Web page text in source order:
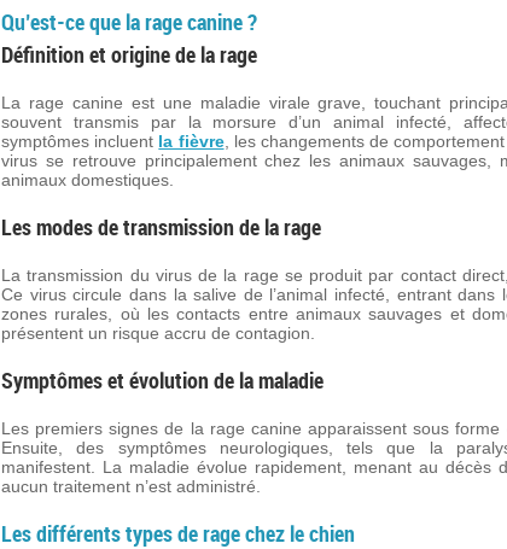
Qu’est-ce que la rage canine ?
Définition et origine de la rage
La rage canine est une maladie virale grave, touchant
souvent transmis par la morsure d’un animal infecté,
symptômes incluent la fièvre, les changements de
virus se retrouve principalement chez les animaux sauvages,
animaux domestiques.
Les modes de transmission de la rage
La transmission du virus de la rage se produit par contact
Ce virus circule dans la salive de l’animal infecté, entrant
zones rurales, où les contacts entre animaux sauvages et
présentent un risque accru de contagion.
Symptômes et évolution de la maladie
Les premiers signes de la rage canine apparaissent sous forme
Ensuite, des symptômes neurologiques, tels que la
manifestent. La maladie évolue rapidement, menant au décès
aucun traitement n’est administré.
Les différents types de rage chez le chien